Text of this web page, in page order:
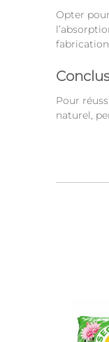
Opter
Pour
naturel,